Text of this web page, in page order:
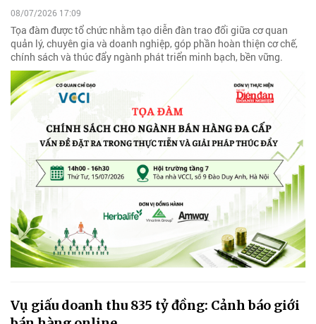
08/07/2026 17:09
Tọa đàm được tổ chức nhằm tạo diễn đàn trao đổi giữa cơ quan
quản lý, chuyên gia và doanh nghiệp, góp phần hoàn thiện cơ chế,
chính sách và thúc đẩy ngành phát triển minh bạch, bền vững.
Vụ giấu doanh thu 835 tỷ đồng: Cảnh báo giới